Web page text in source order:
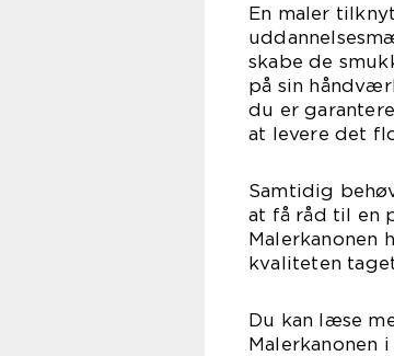
En maler
skabe de
på sin
du er
at levere det
Samtidig
at få råd til en
Malerkanonen
kvaliteten
Du kan læse
Malerkanonen